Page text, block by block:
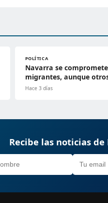
POLÍTICA
Navarra se
migrantes, aunque
Hace 3 días
Recibe las noticias